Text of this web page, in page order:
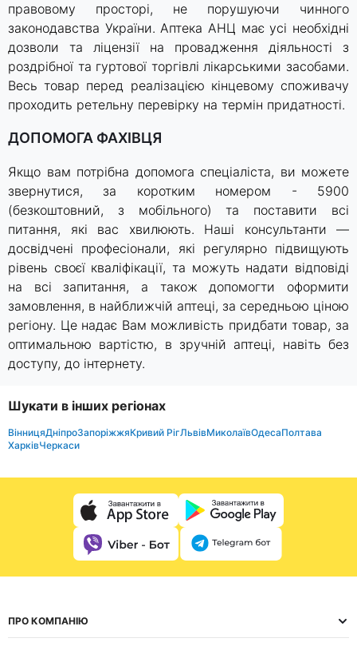
правовому просторі, не порушуючи чинного
законодавства України. Аптека АНЦ має усі необхідні
дозволи та ліцензії на провадження діяльності з
роздрібної та гуртової торгівлі лікарськими засобами.
Весь товар перед реалізацією кінцевому споживачу
проходить ретельну перевірку на термін придатності.
ДОПОМОГА ФАХІВЦЯ
Якщо вам потрібна допомога спеціаліста, ви можете
звернутися, за коротким номером - 5900
(безкоштовний, з мобільного) та поставити всі
питання, які вас хвилюють. Наші консультанти —
досвідчені професіонали, які регулярно підвищують
рівень своєї кваліфікації, та можуть надати відповіді
на всі запитання, а також допомогти оформити
замовлення, в найближчій аптеці, за середньою ціною
регіону. Це надає Вам можливість придбати товар, за
оптимальною вартістю, в зручній аптеці, навіть без
доступу, до інтернету.
Шукати в інших регіонах
ВінницяДніпроЗапоріжжяКривий РігЛьвівМиколаївОдесаПолтава
ХарківЧеркаси
ПРО КОМПАНІЮ